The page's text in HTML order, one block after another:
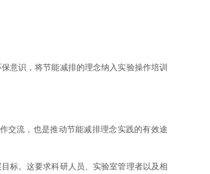
意识，将节能减排的理念纳入实验操作培训
流，也是推动节能减排理念实践的有效途
标。这要求科研人员、实验室管理者以及相